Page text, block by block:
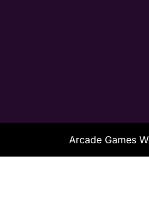
Arcade Games